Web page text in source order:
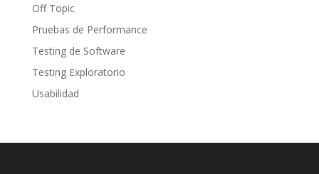
Off Topic
Pruebas de Performance
Testing de Software
Testing Exploratorio
Usabilidad